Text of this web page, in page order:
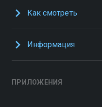
Как смотреть
Информация
ПРИЛОЖЕНИЯ